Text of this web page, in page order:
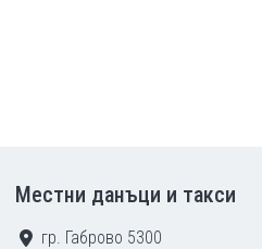
Местни данъци и такси
гр. Габрово 5300